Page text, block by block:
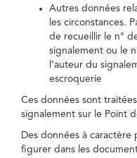
Autres données
les circonstances.
de recueillir le n°
signalement ou le
l’auteur du
escroquerie
Ces données sont
signalement sur le Point
Des données à
figurer dans les